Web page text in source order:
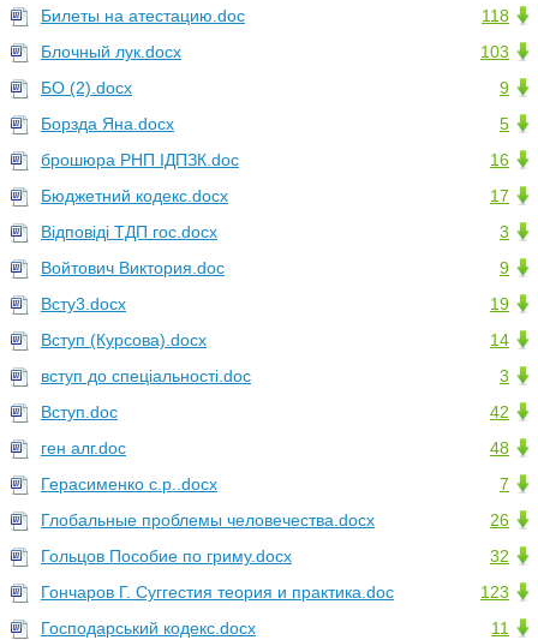
118
Билеты на атестацию.doc
103
Блочный лук.docx
9
БО (2).docx
5
Борзда Яна.docx
16
брошюра РНП ІДПЗК.doc
17
Бюджетний кодекс.docx
3
Відповіді ТДП гос.docx
9
Войтович Виктория.doc
19
Всту3.docx
14
Вступ (Курсова).docx
3
вступ до спеціальності.doc
42
Вступ.doc
48
ген алг.doc
7
Герасименко с.р..docx
26
Глобальные проблемы человечества.docx
32
Гольцов Пособие по гриму.docx
123
Гончаров Г. Суггестия теория и практика.doc
11
Господарський кодекс.docx